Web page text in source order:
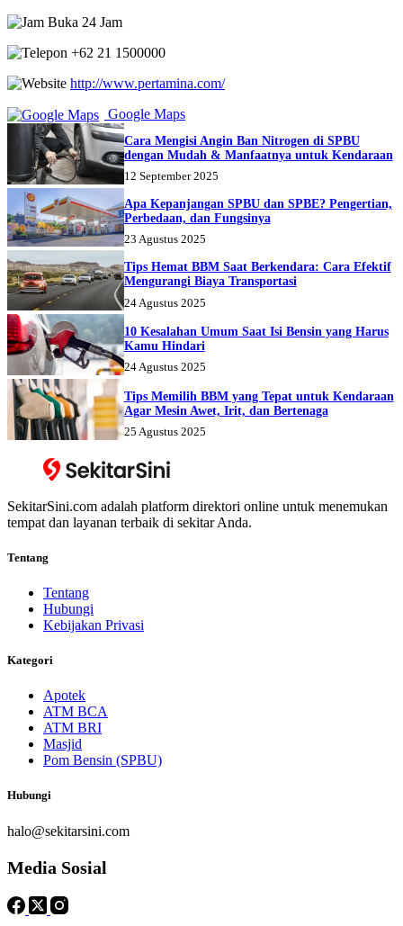
Buka 24 Jam
+62 21 1500000
http://www.pertamina.com/
Google Maps
Cara Mengisi Angin Ban Nitrogen di SPBU
dengan Mudah & Manfaatnya untuk Kendaraan
12 September 2025
Apa Kepanjangan SPBU dan SPBE? Pengertian,
Perbedaan, dan Fungsinya
23 Agustus 2025
Tips Hemat BBM Saat Berkendara: Cara Efektif
Mengurangi Biaya Transportasi
24 Agustus 2025
10 Kesalahan Umum Saat Isi Bensin yang Harus
Kamu Hindari
24 Agustus 2025
Tips Memilih BBM yang Tepat untuk Kendaraan
Agar Mesin Awet, Irit, dan Bertenaga
25 Agustus 2025
SekitarSini.com adalah platform direktori online untuk menemukan
tempat dan layanan terbaik di sekitar Anda.
Tentang
Tentang
Hubungi
Kebijakan Privasi
Kategori
Apotek
ATM BCA
ATM BRI
Masjid
Pom Bensin (SPBU)
Hubungi
halo@sekitarsini.com
Media Sosial